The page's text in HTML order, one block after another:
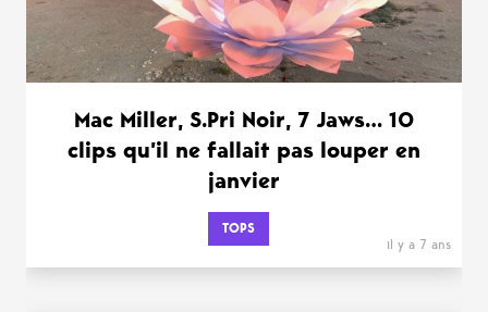
Mac Miller, S.Pri Noir, 7 Jaws… 10
clips qu’il ne fallait pas louper en
janvier
TOPS
il y a 7 ans